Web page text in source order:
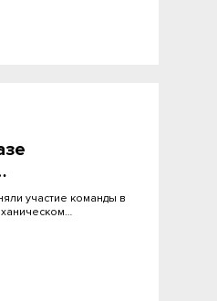
участие команды в